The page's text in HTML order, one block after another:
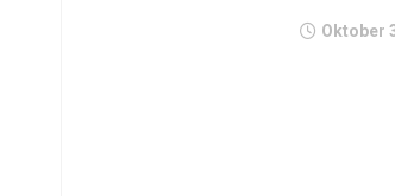
Oktober